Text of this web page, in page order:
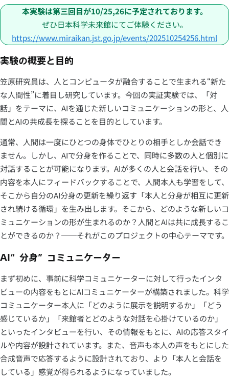
本実験は第三回目が10/25,26に予定されております。
ぜひ日本科学未来館にてご体験ください。
https://www.miraikan.jst.go.jp/events/202510254256.html
実験の概要と目的
笠原研究員は、人とコンピュータが融合することで生まれる“新た
な人間性”に着目し研究しています。今回の実証実験では、「対
話」をテーマに、AIを通じた新しいコミュニケーションの形と、人
間とAIの共成長を探ることを目的としています。
通常、人間は一度にひとつの身体でひとりの相手としか会話でき
ません。しかし、AIで分身を作ることで、同時に多数の人と個別に
対話することが可能になります。AIが多くの人と会話を行い、その
内容を本人にフィードバックすることで、人間本人も学習をして、
そこから自分のAI分身の更新を繰り返す「本人と分身が相互に更新
され続ける循環」を生み出します。そこから、どのような新しいコ
ミュニケーションの形が生まれるのか？人間とAIは共に成長するこ
とができるのか？──それがこのプロジェクトの中心テーマです。
AI“分身”コミュニケーター
まず初めに、事前に科学コミュニケーターに対して行ったインタ
ビューの内容をもとにAIコミュニケーターが構築されました。科学
コミュニケーター本人に「どのように展示を説明するか」「どう
感じているか」「来館者とどのような対話を心掛けているのか」
といったインタビューを行い、その情報をもとに、AIの応答スタイ
ルや内容が設計されています。また、音声も本人の声をもとにした
合成音声で応答するように設計されており、より「本人と会話を
している」感覚が得られるようになっていました。